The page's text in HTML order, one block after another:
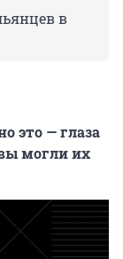
в
это — глаза
могли их